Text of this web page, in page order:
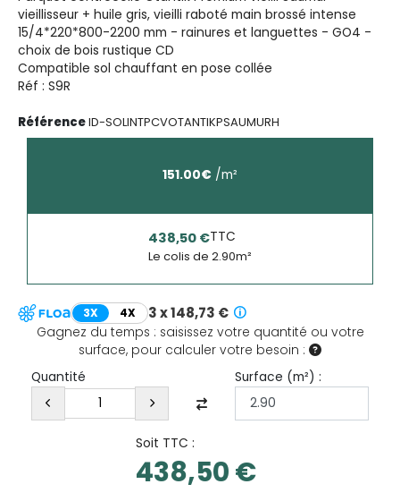
vieillisseur + huile gris, vieilli raboté main brossé intense
15/4*220*800-2200 mm - rainures et languettes - GO4 -
choix de bois rustique CD
Compatible sol chauffant en pose collée
Réf : S9R
RéférenceID-SOLINTPCVOTANTIKPSAUMURH
151.00€ /m²
438,50 €TTC
Le colis de 2.90m²
3X 4X 3 x 148,73 €
Gagnez du temps : saisissez votre quantité ou votre
surface, pour calculer votre besoin :
Quantité
Surface (m²) :
Soit TTC :
438,50 €